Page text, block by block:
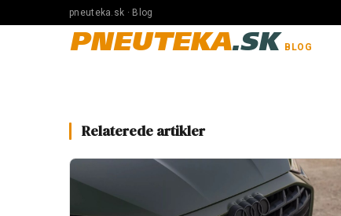
pneuteka.sk · Blog
PNEUTEKA.SK BLOG
Relaterede artikler